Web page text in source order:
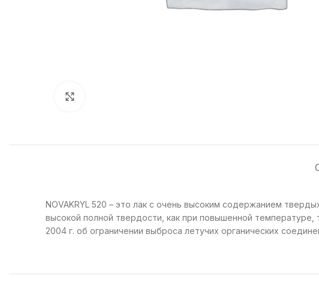
NOVAKRYL 520 – это лак с очень высоким содержанием
высокой полной твердости, как при повышенной температуре,
2004 г. об ограничении выброса летучих органических